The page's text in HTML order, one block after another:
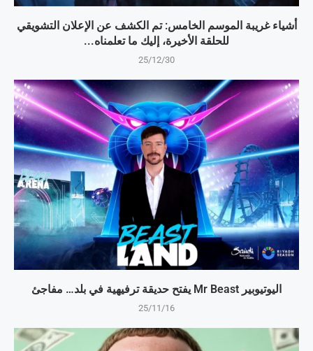
أشياء غريبة الموسم الخامس: تم الكشف عن الإعلان التشويقي
للحلقة الأخيرة، إليك ما تعلمناه...
25/12/30
اليوتيوبير Mr Beast يفتح حديقة ترفيهية في بلد… مفاجئ
25/11/16